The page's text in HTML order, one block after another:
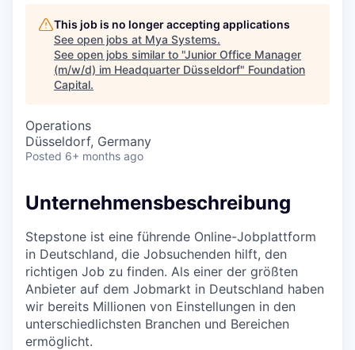
This job is no longer accepting applications
See open jobs at Mya Systems.
See open jobs similar to "Junior Office Manager
(m/w/d) im Headquarter Düsseldorf" Foundation
Capital.
Operations
Düsseldorf, Germany
Posted 6+ months ago
Unternehmensbeschreibung
Stepstone ist eine führende Online-Jobplattform
in Deutschland, die Jobsuchenden hilft, den
richtigen Job zu finden. Als einer der größten
Anbieter auf dem Jobmarkt in Deutschland haben
wir bereits Millionen von Einstellungen in den
unterschiedlichsten Branchen und Bereichen
ermöglicht.